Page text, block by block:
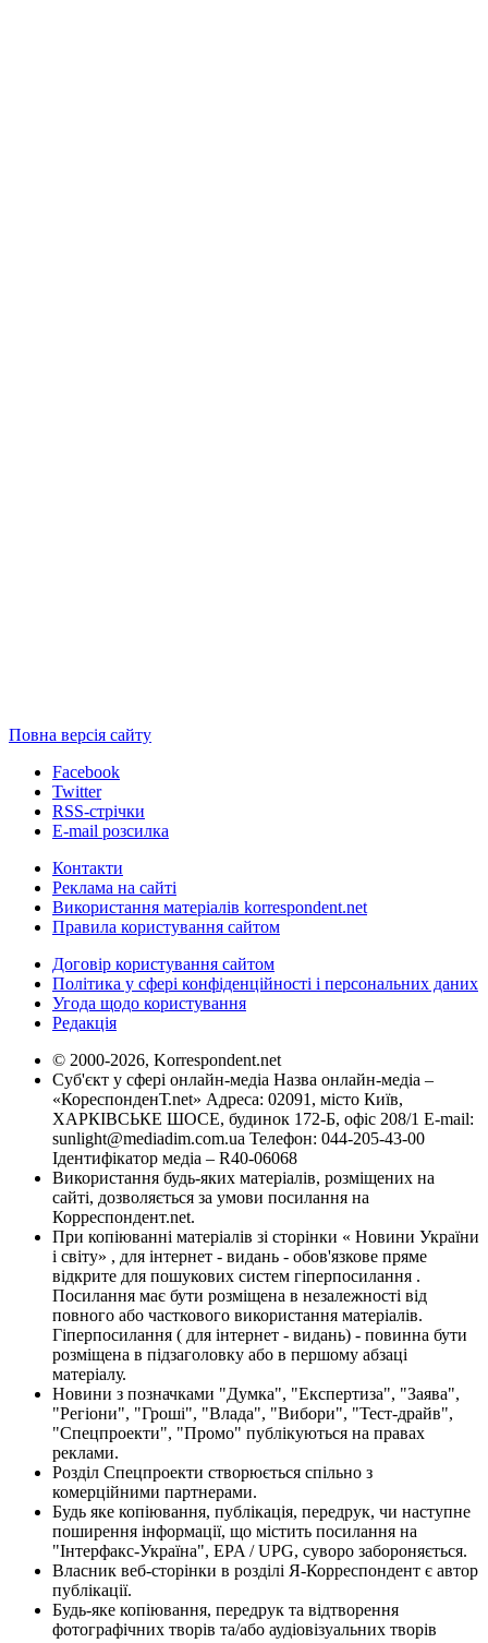
Повна версія сайту
Facebook
Twitter
RSS-стрічки
E-mail розсилка
Контакти
Реклама на сайті
Використання матеріалів korrespondent.net
Правила користування сайтом
Договір користування сайтом
Політика у сфері конфіденційності і персональних даних
Угода щодо користування
Редакція
© 2000-2026, Korrespondent.net
Суб'єкт у сфері онлайн-медіа Назва онлайн-медіа –
«КореспонденТ.net» Адреса: 02091, місто Київ,
ХАРКІВСЬКЕ ШОСЕ, будинок 172-Б, офіс 208/1 E-mail:
sunlight@mediadim.com.ua Телефон: 044-205-43-00
Ідентифікатор медіа – R40-06068
Використання будь-яких матеріалів, розміщених на
сайті, дозволяється за умови посилання на
Корреспондент.net.
При копіюванні матеріалів зі сторінки « Новини України
і світу» , для інтернет - видань - обов'язкове пряме
відкрите для пошукових систем гіперпосилання .
Посилання має бути розміщена в незалежності від
повного або часткового використання матеріалів.
Гіперпосилання ( для інтернет - видань) - повинна бути
розміщена в підзаголовку або в першому абзаці
матеріалу.
Новини з позначками "Думка", "Експертиза", "Заява",
"Регіони", "Гроші", "Влада", "Вибори", "Тест-драйв",
"Спецпроекти", "Промо" публікуються на правах
реклами.
Розділ Спецпроекти створюється спільно з
комерційними партнерами.
Будь яке копіювання, публікація, передрук, чи наступне
поширення інформації, що містить посилання на
"Інтерфакс-Україна", EPA / UPG, суворо забороняється.
Власник веб-сторінки в розділі Я-Корреспондент є автор
публікації.
Будь-яке копіювання, передрук та відтворення
фотографічних творів та/або аудіовізуальних творів